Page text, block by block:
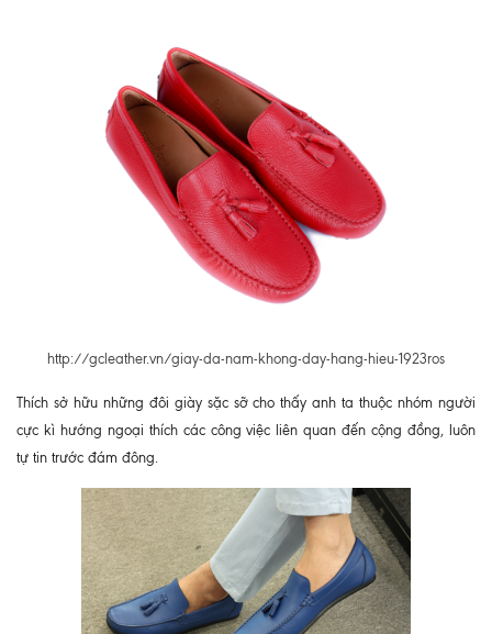
http://gcleather.vn/giay-da-nam-khong-day-hang-hieu-1923ros
Thích sở hữu những đôi giày sặc sỡ cho thấy anh ta thuộc nhóm người
cực kì hướng ngoại thích các công việc liên quan đến cộng đồng, luôn
tự tin trước đám đông.